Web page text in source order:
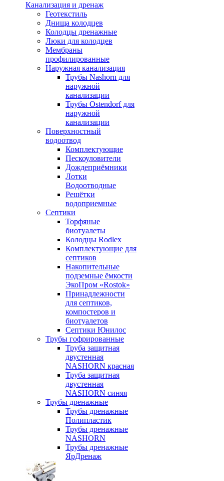
Канализация и дренаж
Геотекстиль
Днища колодцев
Колодцы дренажные
Люки для колодцев
Мембраны
профилированные
Наружная канализация
Трубы Nashorn для
наружной
канализации
Трубы Ostendorf для
наружной
канализации
Поверхностный
водоотвод
Комплектующие
Пескоуловители
Дождеприёмники
Лотки
Водоотводные
Решётки
водоприемные
Септики
Торфяные
биотуалеты
Колодцы Rodlex
Комплектующие для
септиков
Накопительные
подземные ёмкости
ЭкоПром «Rostok»
Принадлежности
для септиков,
компостеров и
биотуалетов
Септики Юнилос
Трубы гофрированные
Труба защитная
двустенная
NASHORN красная
Труба защитная
двустенная
NASHORN синяя
Трубы дренажные
Трубы дренажные
Полипластик
Трубы дренажные
NASHORN
Трубы дренажные
ЯрДренаж